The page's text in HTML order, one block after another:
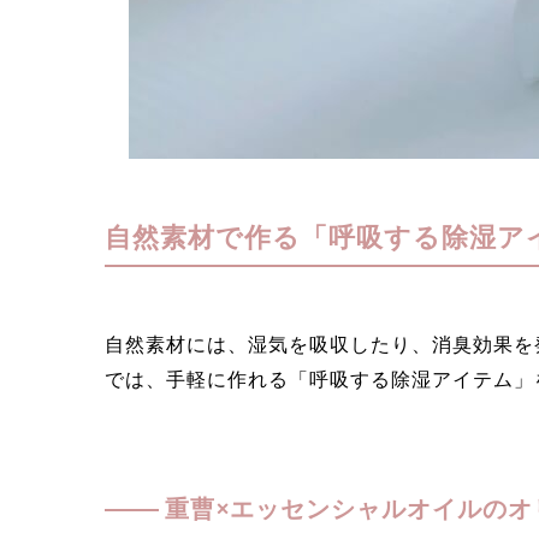
自然素材で作る「呼吸する除湿ア
自然素材には、湿気を吸収したり、消臭効果
では、手軽に作れる「呼吸する除湿アイテム
重曹×エッセンシャルオイルの